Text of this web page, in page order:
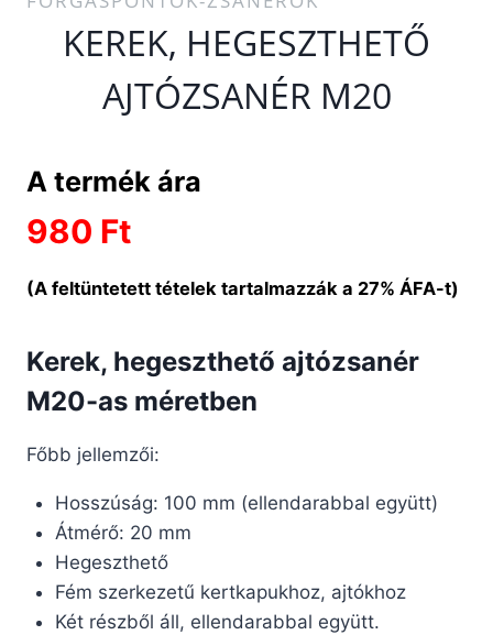
KEREK, HEGESZTHETŐ
AJTÓZSANÉR M20
980 Ft
Kerek, hegeszthető ajtózsanér
M20-as méretben
Főbb jellemzői:
Hosszúság: 100 mm (ellendarabbal együtt)
Átmérő: 20 mm
Hegeszthető
Fém szerkezetű kertkapukhoz, ajtókhoz
Két részből áll, ellendarabbal együtt.